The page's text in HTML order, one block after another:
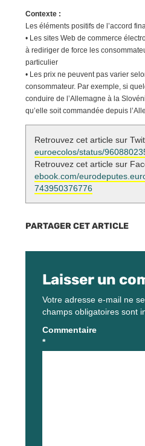
Contexte :
Les éléments positifs de l’accord
• Les sites Web de commerce
à rediriger de force les
particulier
• Les prix ne peuvent pas varier
consommateur. Par exemple, si
conduire de l’Allemagne à la
qu’elle soit commandée depuis
Retrouvez cet article sur
euroecolos/status/
Retrouvez cet article sur
ebook.com/
743950376776
PARTAGER CET ARTICLE
Laisser un
Votre adresse e-mail ne
champs obligatoires sont
Commentaire
*